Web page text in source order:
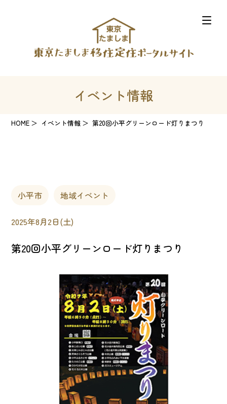
イベント情報
HOME イベント情報 第20回小平グリーンロード灯りまつり
小平市 地域イベント
2025年8月2日(土)
第20回小平グリーンロード灯りまつり